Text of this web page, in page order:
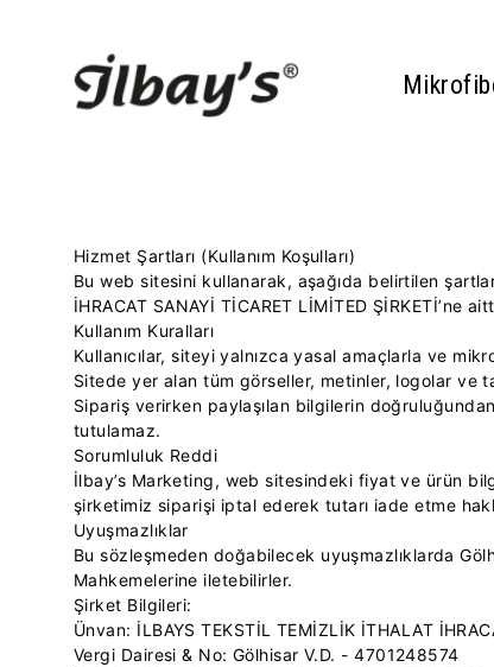
Hizmet Şartları (Kullanım Koşulları)
Bu web sitesini kullanarak, aşağıda belirtilen
İHRACAT SANAYİ TİCARET LİMİTED ŞİRKETİ’ne
Kullanım Kuralları
Kullanıcılar, siteyi yalnızca yasal amaçlarla ve
Sitede yer alan tüm görseller, metinler, logolar ve
Sipariş verirken paylaşılan bilgilerin
tutulamaz.
Sorumluluk Reddi
İlbay’s Marketing, web sitesindeki fiyat ve ürün
şirketimiz siparişi iptal ederek tutarı iade etme
Uyuşmazlıklar
Bu sözleşmeden doğabilecek uyuşmazlıklarda
Mahkemelerine iletebilirler.
Şirket Bilgileri:
Ünvan: İLBAYS TEKSTİL TEMİZLİK İTHALAT
Vergi Dairesi & No: Gölhisar V.D. - 4701248574